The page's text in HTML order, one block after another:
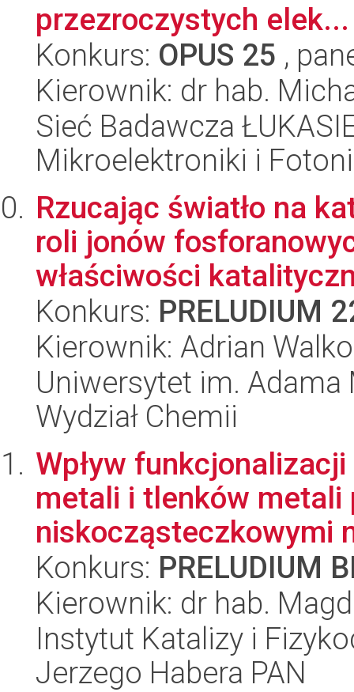
przezroczystych elek...
Konkurs: OPUS 25 ,
Kierownik: dr hab.
Sieć Badawcza
Mikroelektroniki i
Rzucając światło na
roli jonów
właściwości
Konkurs: PRELUDIUM
Kierownik: Adrian
Uniwersytet im.
Wydział Chemii
Wpływ
metali i tlenków metali
niskocząsteczkowymi
Konkurs: PRELUDIUM
Kierownik: dr hab.
Instytut Katalizy i
Jerzego Habera PAN